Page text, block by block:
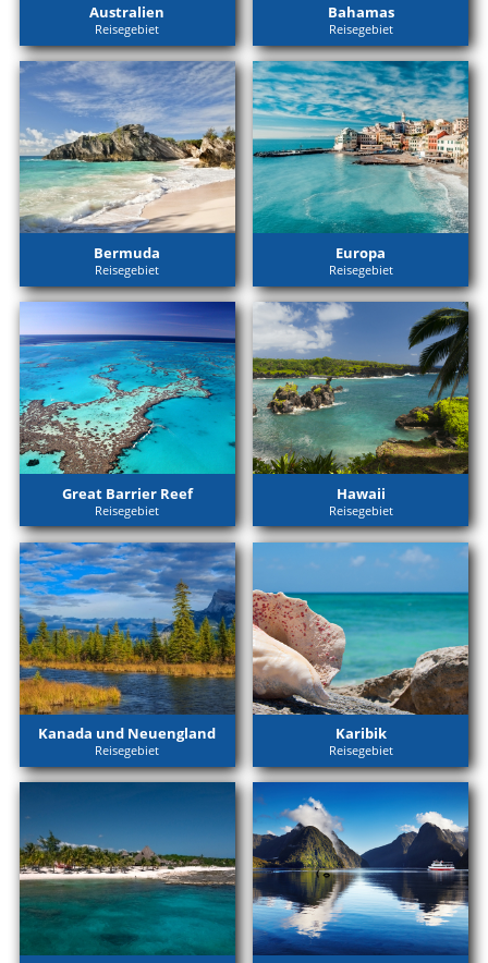
Australien
Reisegebiet
Bahamas
Reisegebiet
Bermuda
Reisegebiet
Europa
Reisegebiet
Great Barrier Reef
Reisegebiet
Hawaii
Reisegebiet
Kanada und Neuengland
Reisegebiet
Karibik
Reisegebiet